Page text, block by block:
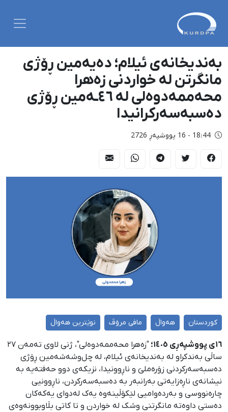
بەندیخانەی ئیلام؛ دەیەمین ڕۆژی
مانگرتن لە خواردنی زەهرا
محەممەدوەلی لە ٤٦ـەمین ڕۆژی
دەسبەسەرکرانیدا
18:44 - 16 پووشپەڕ 2726
کوردستان هەواڵ مافی مرۆڤ نوێترین هەواڵ
١٦ی پووشپەڕی ١٤٠٥؛
"زەهرا محەممەدوەلی"، ژنی لاوی تەمەن ٢٧
ساڵی بەندکراو لە بەندیخانەی ئیلام، لە چل‌وشەشەمین ڕۆژی
دەسبەسەرکردنی زۆرەملێ و ناڕوونیدا، نزیکەی دوو حەفتەیە بە
نیشانەی ناڕەزایەتی بەرانبەر بە دەسبەسەرکردن، ناڕوونیی
چارەنووسی و بەردەوامیی لێکۆڵینەوە یەک لەدوای یەکەکان
دەستی داوەتە مانگرتنی وشک لە خواردن و تا کاتی بڵاوبوونەوەی